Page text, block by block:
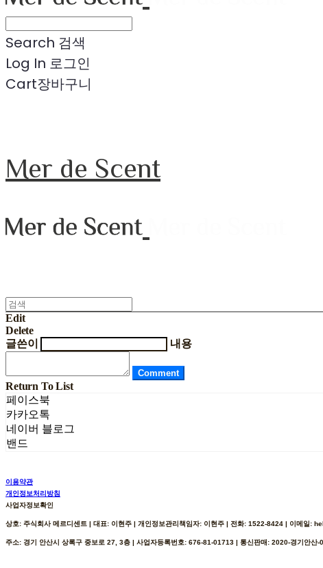
Search 검색
Log In 로그인
Cart장바구니
Mer de Scent
Edit
Delete
글쓴이
내용
Comment
Return To List
페이스북
카카오톡
네이버 블로그
밴드
이용약관
개인정보처리방침
사업자정보확인
상호: 주식회사 메르디센트 | 대표: 이현주 | 개인정보관리책임자: 이현주 | 전화: 1522-8424 | 이메일:
주소: 경기 안산시 상록구 중보로 27, 3층 | 사업자등록번호: 676-81-01713 | 통신판매: 2020-경기안산-